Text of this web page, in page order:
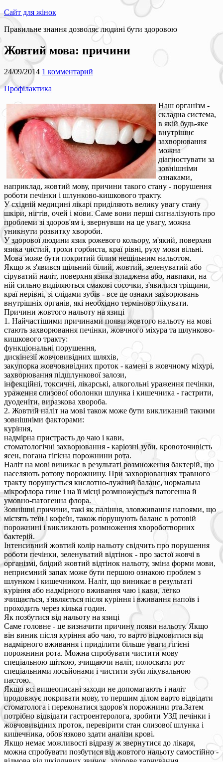
Сайт для жінок
Правильне знання дозволяє людині бути здоровою
Жовтий мова: причини
24/09/2014 1 комментарий
Профілактика
Наш організм -
складна система,
в якій будь-яке
внутрішнє
захворювання
можна
діагностувати за
зовнішніми
ознаками,
наприклад, жовтий мову, причини такого стану - порушення
роботи печінки і шлунково-кишкового тракту.
У східній медицині лікарі приділяють велику увагу стану
шкіри, нігтів, очей і мови. Саме вони перші сигналізують про
проблеми зі здоров'ям і, звернувши на це увагу, можна
уникнути розвитку хвороби.
У здорової людини язик рожевого кольору, м'який, поверхня
язика чистий, трохи горбиста, краї рівні, руху мови вільні.
Мова може бути покритий білим нещільним нальотом.
Якщо ж з'явився щільний білий, жовтий, зеленуватий або
сіруватий наліт, поверхня язика згладжена або, навпаки, на
ній сильно виділяються смакові сосочки, з'явилися тріщини,
краї нерівні, зі слідами зубів - все це ознаки захворювань
внутрішніх органів, які необхідно терміново лікувати.
Причини жовтого нальоту на язиці
1. Найчастішими причинами появи жовтого нальоту на мові
стають захворювання печінки, жовчного міхура та шлунково-
кишкового тракту:
функціональні порушення,
дискінезії жовчовивідних шляхів,
закупорка жовчовивідних проток - камені в жовчному міхурі,
захворювання підшлункової залози,
інфекційні, токсичні, лікарські, алкогольні ураження печінки,
ураження слизової оболонки шлунка і кишечника - гастрити,
дуоденіти, виразкова хвороба.
2. Жовтий наліт на мові також може бути викликаний такими
зовнішніми факторами:
куріння,
надмірна пристрасть до чаю і кави,
стоматологічні захворювання - каріозні зуби, кровоточивість
ясен, погана гігієна порожнини рота.
Наліт на мові виникає в результаті розмноження бактерій, що
населяють ротову порожнину. При захворюваннях травного
тракту порушується кислотно-лужний баланс, нормальна
мікрофлора гине і на її місці розмножується патогенна й
умовно-патогенна флора.
Зовнішні причини, такі як паління, зловживання напоями, що
містять теїн і кофеїн, також порушують баланс в ротовій
порожнині і викликають розмноження хвороботворних
бактерій.
Інтенсивний жовтий колір нальоту свідчить про порушення
роботи печінки, зеленуватий відтінок - про застої жовчі в
організмі, блідий жовтий відтінок нальоту, зміна форми мови,
неприємний запах може бути першою ознакою проблем з
шлунком і кишечником. Наліт, що виникає в результаті
куріння або надмірного вживання чаю і кави, легко
зчищається, з'являється після куріння і вживання напоїв і
проходить через кілька годин.
Як позбутися від нальоту на язиці
Саме головне - це визначити причину появи нальоту. Якщо
він виник після куріння або чаю, то варто відмовитися від
надмірного вживання і приділити більше уваги гігієні
порожнини рота. Можна спробувати чистити мову
спеціальною щіткою, зчищаючи наліт, полоскати рот
спеціальними лосьйонами і чистити зуби лікувальною
пастою.
Якщо всі вищеописані заходи не допомагають і наліт
продовжує покривати мову, то першим ділом варто відвідати
стоматолога і переконатися здоров'я порожнини рта.Затем
потрібно відвідати гастроентеролога, зробити УЗД печінки і
жовчовивідних проток, перевірити стан слизової шлунка і
кишечника, обов'язково здати аналізи крові.
Якщо немає можливості відразу ж звернутися до лікаря,
можна спробувати позбутися від жовтого нальоту самостійно -